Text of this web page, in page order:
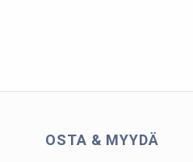
OSTA & MYYDÄ